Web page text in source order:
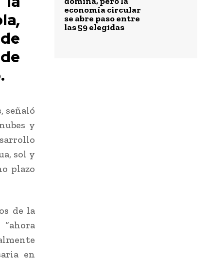
señaló
y
sol y
plazo
de la
en
economía circular
se abre paso entre
las 59 elegidas